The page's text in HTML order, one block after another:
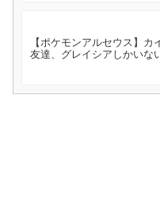
【ポケモンアルセウス】カ
友達、グレイシアしかいな